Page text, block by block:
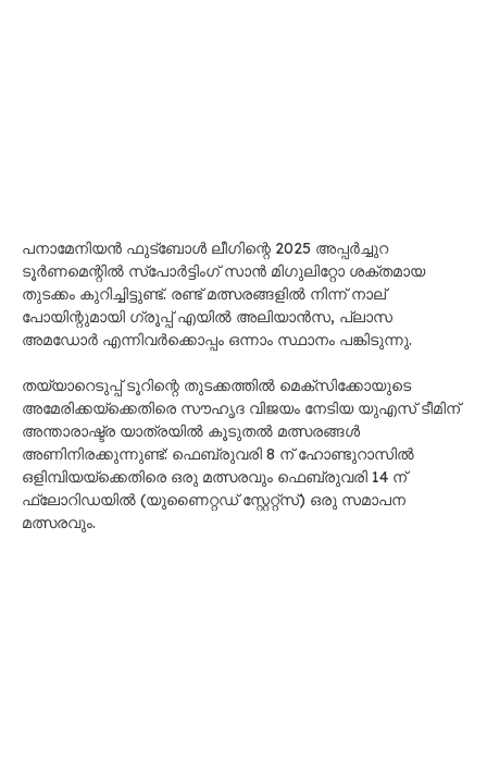
പനാമേനിയൻ ഫുട്ബോൾ ലീഗിന്റെ 2025 അപ്പർച്ചുറ
ടൂർണമെന്റിൽ സ്പോർട്ടിംഗ് സാൻ മിഗുലിറ്റോ ശക്തമായ
തുടക്കം കുറിച്ചിട്ടുണ്ട്. രണ്ട് മത്സരങ്ങളിൽ നിന്ന് നാല്
പോയിന്റുമായി ഗ്രൂപ്പ് എയിൽ അലിയാൻസ, പ്ലാസ
അമഡോർ എന്നിവർക്കൊപ്പം ഒന്നാം സ്ഥാനം പങ്കിടുന്നു.
തയ്യാറെടുപ്പ് ടൂറിന്റെ തുടക്കത്തിൽ മെക്സിക്കോയുടെ
അമേരിക്കയ്‌ക്കെതിരെ സൗഹൃദ വിജയം നേടിയ യുഎസ് ടീമിന്
അന്താരാഷ്ട്ര യാത്രയിൽ കൂടുതൽ മത്സരങ്ങൾ
അണിനിരക്കുന്നുണ്ട്: ഫെബ്രുവരി 8 ന് ഹോണ്ടുറാസിൽ
ഒളിമ്പിയയ്‌ക്കെതിരെ ഒരു മത്സരവും ഫെബ്രുവരി 14 ന്
ഫ്ലോറിഡയിൽ (യുണൈറ്റഡ് സ്റ്റേറ്റ്സ്) ഒരു സമാപന
മത്സരവും.